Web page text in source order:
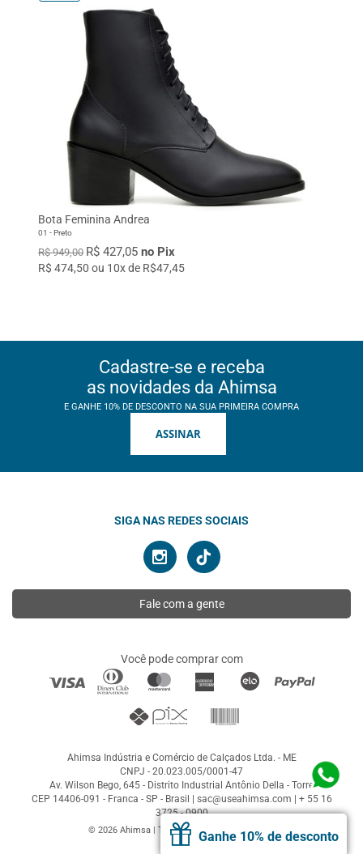
Ganhe 10% de desconto
Bota Feminina Andrea
01 - Preto
R$ 949,00 R$ 427,05 no Pix
R$ 474,50 ou 10x de R$47,45
Cadastre-se e receba
as novidades da Ahimsa
E GANHE 10% DE DESCONTO NA SUA PRIMEIRA COMPRA
ASSINAR
SIGA NAS REDES SOCIAIS
Fale com a gente
Você pode comprar com
Ahimsa Indústria e Comércio de Calçados Ltda. - ME
CNPJ - 20.023.005/0001-47
Av. Wilson Bego, 645 - Distrito Industrial Antônio Della - Torre
CEP 14406-091 - Franca - SP - Brasil | sac@useahimsa.com
+ 55 16
3725 - 0900
© 2026 Ahimsa | Todos os direitos reservados